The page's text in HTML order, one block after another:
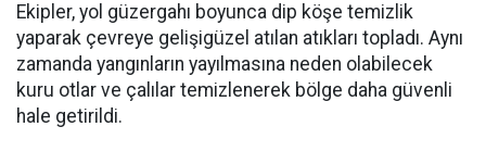
Ekipler, yol güzergahı boyunca dip köşe temizlik
yaparak çevreye gelişigüzel atılan atıkları topladı. Aynı
zamanda yangınların yayılmasına neden olabilecek
kuru otlar ve çalılar temizlenerek bölge daha güvenli
hale getirildi.